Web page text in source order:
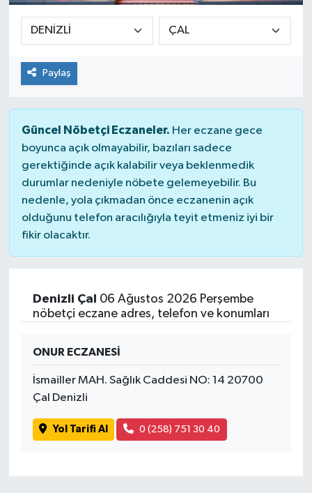
Paylaş
Güncel Nöbetçi Eczaneler. Her eczane gece
boyunca açık olmayabilir, bazıları sadece
gerektiğinde açık kalabilir veya beklenmedik
durumlar nedeniyle nöbete gelemeyebilir. Bu
nedenle, yola çıkmadan önce eczanenin açık
olduğunu telefon aracılığıyla teyit etmeniz iyi bir
fikir olacaktır.
Denizli Çal
06 Ağustos 2026 Perşembe
nöbetçi eczane adres, telefon ve konumları
ONUR ECZANESİ
İsmailler MAH. Sağlık Caddesi NO: 14 20700
Çal Denizli
Yol Tarifi Al 0 (258) 751 30 40